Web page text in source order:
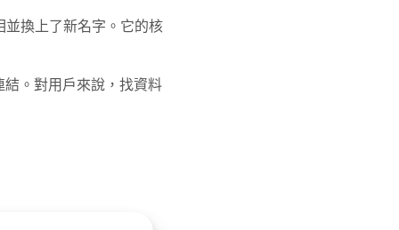
並換上了新名字。它的核
。對用戶來說，找資料